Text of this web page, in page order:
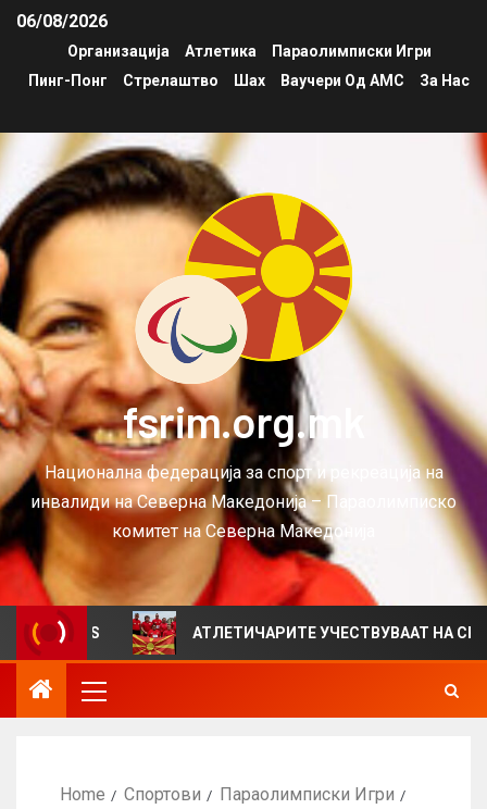
06/08/2026
Организација Атлетика
Параолимписки Игри
Пинг-Понг
Стрелаштво Шах Ваучери Од АМС За Нас
fsrim.org.mk
Национална федерација за спорт и рекреација на
инвалиди на Северна Македонија – Параолимписко
комитет на Северна Македонија
АТЛЕТИЧАРИТЕ УЧЕСТВУВААТ НА СРБИЈА
Home Спортови
Параолимписки Игри